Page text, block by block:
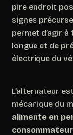
pire endroit
signes
permet d’agir à
longue et de
électrique du
L’alternateur
mécanique du
alimente en